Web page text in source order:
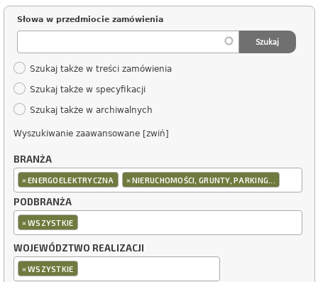
Słowa w przedmiocie zamówienia
Szukaj także w treści zamówienia
Szukaj także w specyfikacji
Szukaj także w archiwalnych
Wyszukiwanie zaawansowane [zwiń]
BRANŻA
×ENERGOELEKTRYCZNA ×NIERUCHOMOŚCI, GRUNTY, PARKING...
PODBRANŻA
×WSZYSTKIE
WOJEWÓDZTWO REALIZACJI
×WSZYSTKIE